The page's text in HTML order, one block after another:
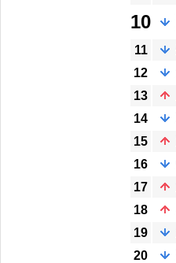
10
11
12
13
14
15
16
17
18
19
20